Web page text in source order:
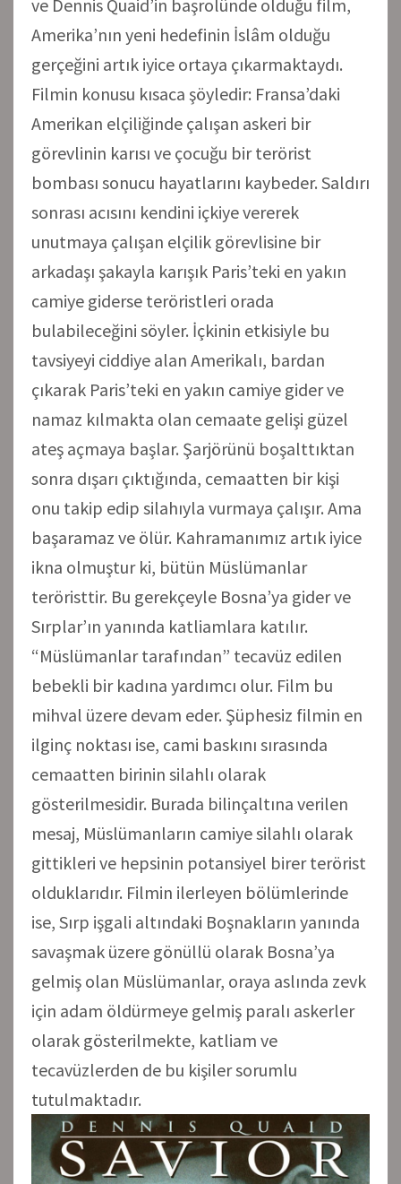
ve Dennis Quaid’in başrolünde olduğu film,
Amerika’nın yeni hedefinin İslâm olduğu
gerçeğini artık iyice ortaya çıkarmaktaydı.
Filmin konusu kısaca şöyledir: Fransa’daki
Amerikan elçiliğinde çalışan askeri bir
görevlinin karısı ve çocuğu bir terörist
bombası sonucu hayatlarını kaybeder. Saldırı
sonrası acısını kendini içkiye vererek
unutmaya çalışan elçilik görevlisine bir
arkadaşı şakayla karışık Paris’teki en yakın
camiye giderse teröristleri orada
bulabileceğini söyler. İçkinin etkisiyle bu
tavsiyeyi ciddiye alan Amerikalı, bardan
çıkarak Paris’teki en yakın camiye gider ve
namaz kılmakta olan cemaate gelişi güzel
ateş açmaya başlar. Şarjörünü boşalttıktan
sonra dışarı çıktığında, cemaatten bir kişi
onu takip edip silahıyla vurmaya çalışır. Ama
başaramaz ve ölür. Kahramanımız artık iyice
ikna olmuştur ki, bütün Müslümanlar
teröristtir. Bu gerekçeyle Bosna’ya gider ve
Sırplar’ın yanında katliamlara katılır.
“Müslümanlar tarafından” tecavüz edilen
bebekli bir kadına yardımcı olur. Film bu
mihval üzere devam eder. Şüphesiz filmin en
ilginç noktası ise, cami baskını sırasında
cemaatten birinin silahlı olarak
gösterilmesidir. Burada bilinçaltına verilen
mesaj, Müslümanların camiye silahlı olarak
gittikleri ve hepsinin potansiyel birer terörist
olduklarıdır. Filmin ilerleyen bölümlerinde
ise, Sırp işgali altındaki Boşnakların yanında
savaşmak üzere gönüllü olarak Bosna’ya
gelmiş olan Müslümanlar, oraya aslında zevk
için adam öldürmeye gelmiş paralı askerler
olarak gösterilmekte, katliam ve
tecavüzlerden de bu kişiler sorumlu
tutulmaktadır.